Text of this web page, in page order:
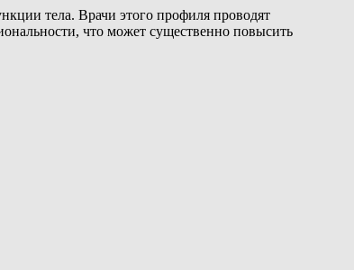
тела. Врачи этого профиля проводят
что может существенно повысить